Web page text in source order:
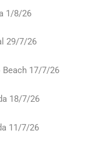
1/8/26
29/7/26
17/7/26
18/7/26
11/7/26